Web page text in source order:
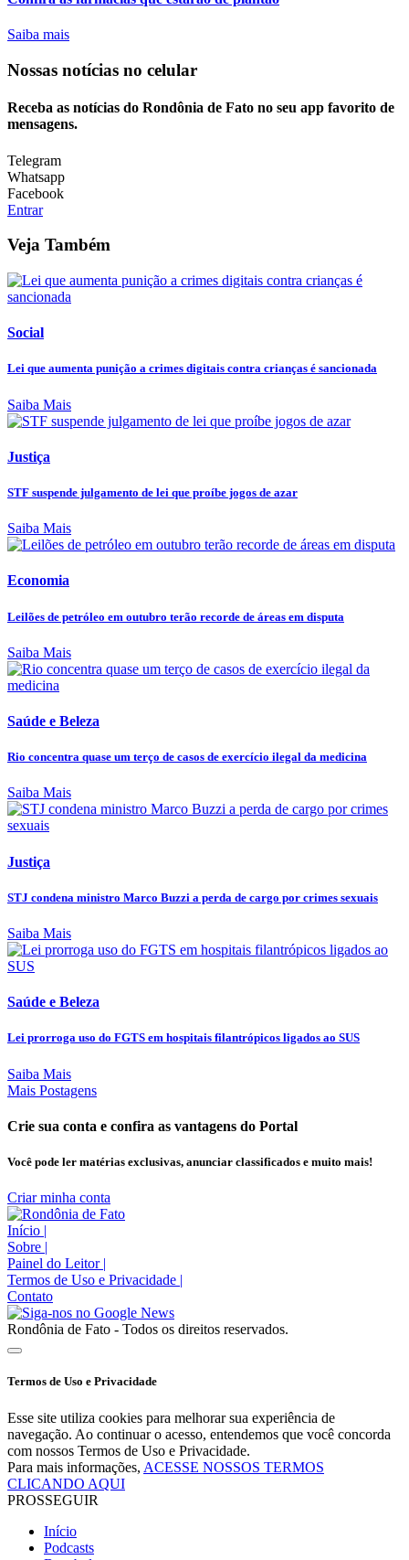
Saiba mais
Nossas notícias no celular
Receba as notícias do Rondônia de Fato no seu app favorito de
mensagens.
Telegram
Whatsapp
Facebook
Entrar
Veja Também
Social
Lei que aumenta punição a crimes digitais contra crianças é sancionada
Saiba Mais
Justiça
STF suspende julgamento de lei que proíbe jogos de azar
Saiba Mais
Economia
Leilões de petróleo em outubro terão recorde de áreas em disputa
Saiba Mais
Saúde e Beleza
Rio concentra quase um terço de casos de exercício ilegal da medicina
Saiba Mais
Justiça
STJ condena ministro Marco Buzzi a perda de cargo por crimes sexuais
Saiba Mais
Saúde e Beleza
Lei prorroga uso do FGTS em hospitais filantrópicos ligados ao SUS
Saiba Mais
Mais Postagens
Crie sua conta e confira as vantagens do Portal
Você pode ler matérias exclusivas, anunciar classificados e muito mais!
Criar minha conta
Início |
Sobre |
Painel do Leitor |
Termos de Uso e Privacidade |
Contato
Rondônia de Fato - Todos os direitos reservados.
Termos de Uso e Privacidade
Esse site utiliza cookies para melhorar sua experiência de
navegação. Ao continuar o acesso, entendemos que você concorda
com nossos Termos de Uso e Privacidade.
Para mais informações, ACESSE NOSSOS TERMOS
CLICANDO AQUI
PROSSEGUIR
Início
Podcasts